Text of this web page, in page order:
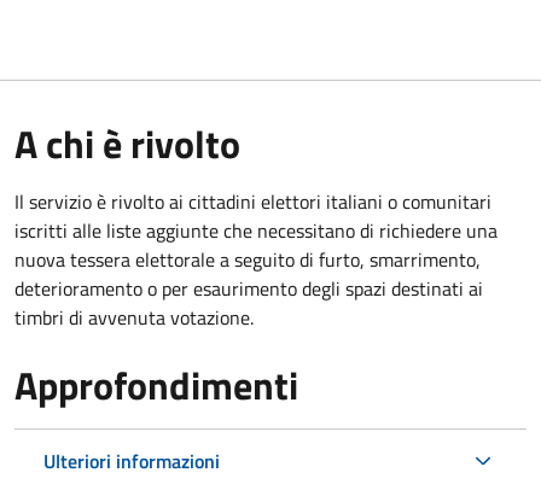
A chi è rivolto
Il servizio è rivolto ai cittadini elettori italiani o comunitari
iscritti alle liste aggiunte che necessitano di richiedere una
nuova tessera elettorale a seguito di furto, smarrimento,
deterioramento o per esaurimento degli spazi destinati ai
timbri di avvenuta votazione.
Approfondimenti
Ulteriori informazioni